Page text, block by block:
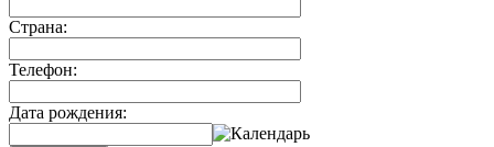
Страна:
Телефон:
Дата рождения: